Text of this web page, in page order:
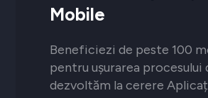
Mobile
Beneficiezi de peste 100
pentru ușurarea procesului
dezvoltăm la cerere